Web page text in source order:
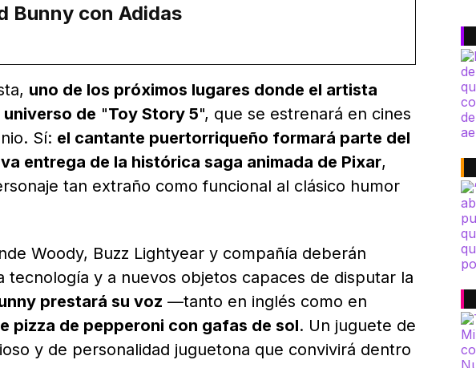
Bunny con Adidas
uno de los próximos lugares donde el artista
de "Toy Story 5", que se estrenará en cines
Sí: el cantante puertorriqueño formará parte del
entrega de la histórica saga animada de Pixar,
tan extraño como funcional al clásico humor
Woody, Buzz Lightyear y compañía deberán
tecnología y a nuevos objetos capaces de disputar la
prestará su voz —tanto en inglés como en
pizza de pepperoni con gafas de sol. Un juguete de
y de personalidad juguetona que convivirá dentro